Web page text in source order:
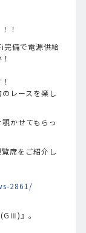
！
完備で電源供給
レースを楽し
かせてもらっ
席をご紹介し
2861/
』。